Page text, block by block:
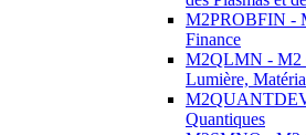
M2PROBFIN -
Finance
M2QLMN - M2
Lumière,
Quantiques